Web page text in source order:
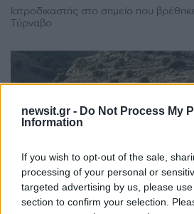
newsit.gr - Do Not Process My
Information
If you wish to opt-out of the sale,
processing of your personal or
targeted advertising by us, please
section to confirm your selection.
Ιατροδικαστής στο σημείο που
Τύρναβο